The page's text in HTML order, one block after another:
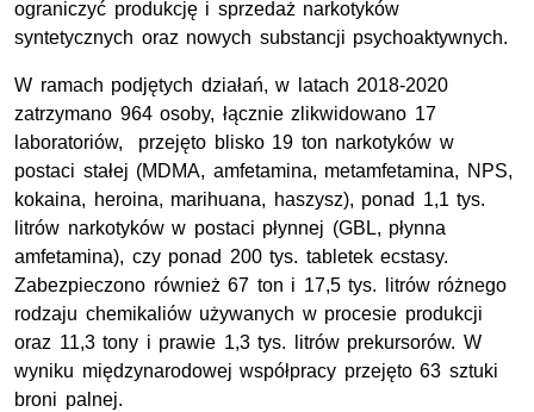
ograniczyć produkcję i sprzedaż narkotyków
syntetycznych oraz nowych substancji psychoaktywnych.
W ramach podjętych działań, w latach 2018-2020
zatrzymano 964 osoby, łącznie zlikwidowano 17
laboratoriów, przejęto blisko 19 ton narkotyków w
postaci stałej (MDMA, amfetamina, metamfetamina, NPS,
kokaina, heroina, marihuana, haszysz), ponad 1,1 tys.
litrów narkotyków w postaci płynnej (GBL, płynna
amfetamina), czy ponad 200 tys. tabletek ecstasy.
Zabezpieczono również 67 ton i 17,5 tys. litrów różnego
rodzaju chemikaliów używanych w procesie produkcji
oraz 11,3 tony i prawie 1,3 tys. litrów prekursorów. W
wyniku międzynarodowej współpracy przejęto 63 sztuki
broni palnej.